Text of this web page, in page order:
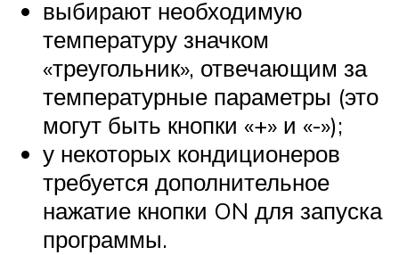
выбирают необходимую
температуру значком
«треугольник», отвечающим за
температурные параметры (это
могут быть кнопки «+» и «-»);
у некоторых кондиционеров
требуется дополнительное
нажатие кнопки ON для запуска
программы.